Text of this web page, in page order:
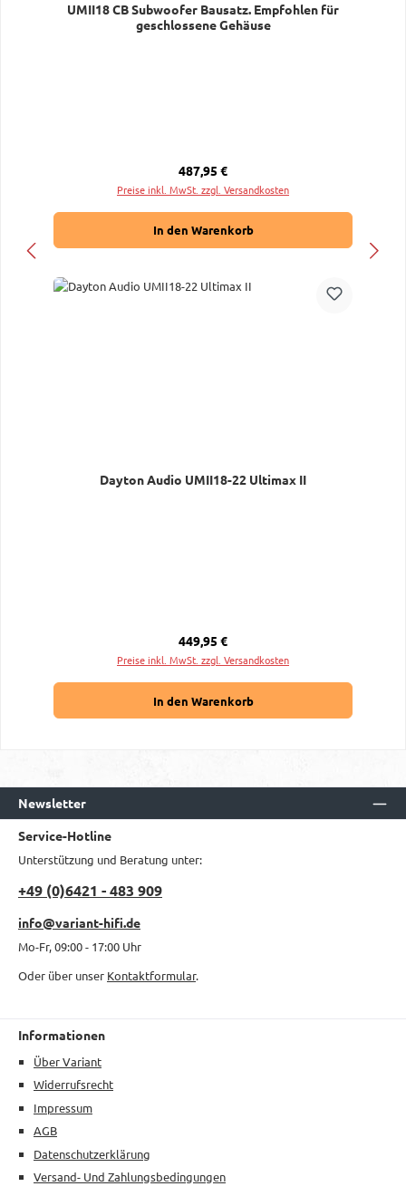
UMII18 CB Subwoofer Bausatz. Empfohlen für
geschlossene Gehäuse
Regulärer Preis:
487,95 €
Preise inkl. MwSt. zzgl. Versandkosten
In den Warenkorb
Dayton Audio UMII18-22 Ultimax II
Regulärer Preis:
449,95 €
Preise inkl. MwSt. zzgl. Versandkosten
In den Warenkorb
Newsletter
Service-Hotline
Unterstützung und Beratung unter:
+49 (0)6421 - 483 909
info@variant-hifi.de
Mo-Fr, 09:00 - 17:00 Uhr
Oder über unser Kontaktformular.
Informationen
Über Variant
Widerrufsrecht
Impressum
AGB
Datenschutzerklärung
Versand- Und Zahlungsbedingungen